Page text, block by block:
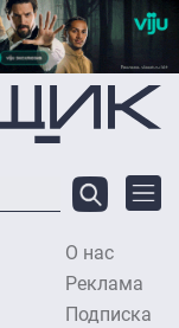
О нас
Реклама
Подписка